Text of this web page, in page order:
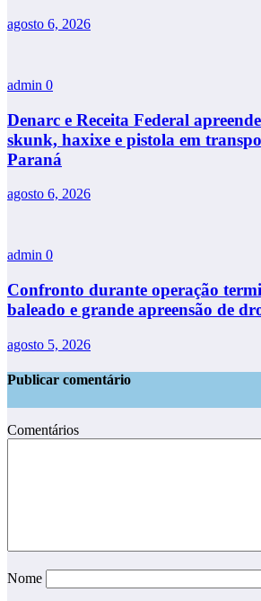
agosto 6, 2026
admin 0
Denarc e Receita Federal
skunk, haxixe e pistola em
Paraná
agosto 6, 2026
admin 0
Confronto durante operação
baleado e grande apreensão de
agosto 5, 2026
Publicar comentário
Comentários
Nome